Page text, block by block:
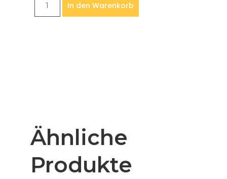
In den Warenkorb
Ähnliche
Produkte